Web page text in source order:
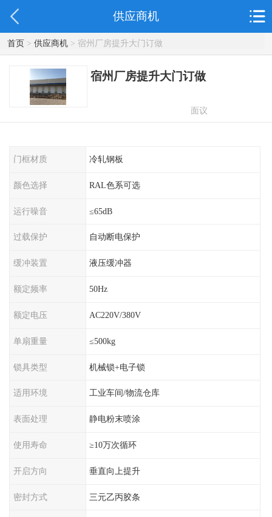
供应商机
首页> 供应商机> 宿州厂房提升大门订做
宿州厂房提升大门订做
面议
门框材质 冷轧钢板
颜色选择 RAL色系可选
运行噪音 ≤65dB
过载保护 自动断电保护
缓冲装置 液压缓冲器
额定频率 50Hz
额定电压 AC220V/380V
单扇重量 ≤500kg
锁具类型 机械锁+电子锁
适用环境 工业车间/物流仓库
表面处理 静电粉末喷涂
使用寿命 ≥10万次循环
开启方向 垂直向上提升
密封方式 三元乙丙胶条